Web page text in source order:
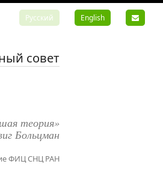
Русский English
совет
теория»
Больцман
ФИЦ СНЦ РАН